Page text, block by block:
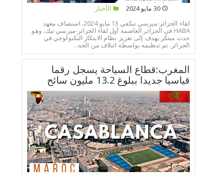
30 مايو 2024
الأخبار
لقاء الجزائر-ميرسي تيكفي 13 مايو 2024، استضاف معهد
HABA في الجزائر العاصمة أول لقاء الجزائر-ميرسي تيك، وهو
حدث مبتكر يهدف إلى تعزيز نظام الابتكار التكنولوجي في
الجزائر. تم تنظيمه بواسطة ائتلاف من الجه...
المغرب:قطاع السياحة يسجل رقما
قياسيا جديدا ببلوغ 13.2 مليون سائح